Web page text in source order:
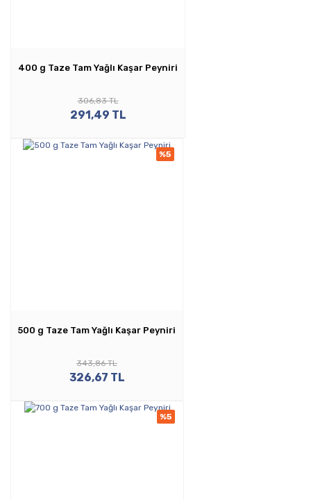
400 g Taze Tam Yağlı Kaşar Peyniri
291,49 TL
306,83 TL
%5
500 g Taze Tam Yağlı Kaşar Peyniri
326,67 TL
343,86 TL
%5